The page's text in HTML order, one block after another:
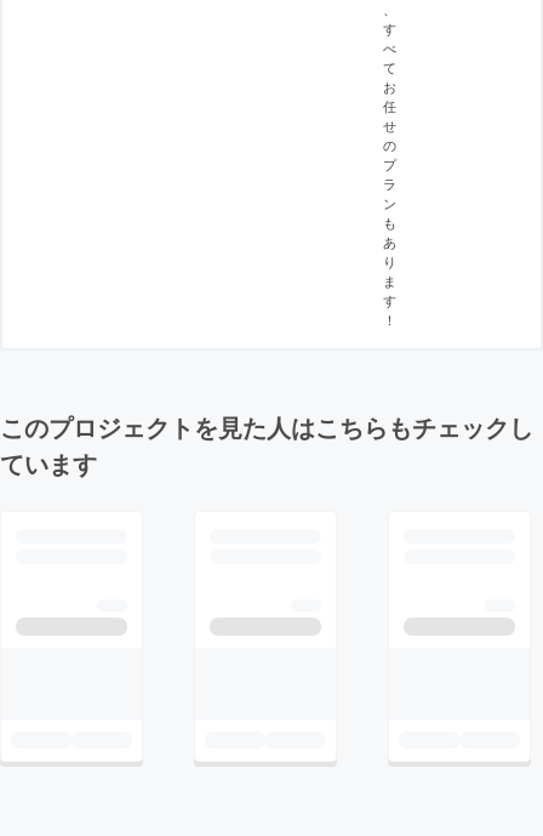
す
べ
て
お
任
せ
の
プ
ラ
ン
も
あ
り
ま
す
！
このプロジェクトを見た人はこちらもチェックし
ています